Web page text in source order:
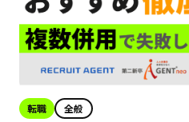
転職 全般